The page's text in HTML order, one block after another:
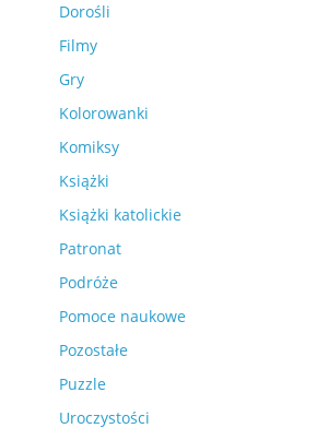
Dorośli
Filmy
Gry
Kolorowanki
Komiksy
Książki
Książki katolickie
Patronat
Podróże
Pomoce naukowe
Pozostałe
Puzzle
Uroczystości